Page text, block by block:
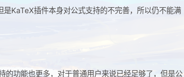
是KaTeX插件本身对公式支持的不完善，所以仍不能满
的功能也更多，对于普通用户来说已经足够了，但是公